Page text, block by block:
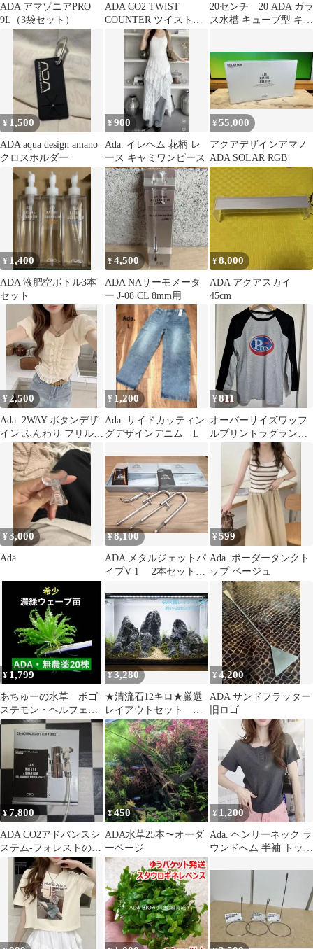
ADA アマゾニアPRO
9L（3袋セット）
ADA CO2 TWIST
COUNTER ツイストカ
ウンター
20センチ 20 ADA ガラ
ス水槽 キューブ型 キュ
¥ 1,500
ADA aqua design amano
クロスホルダー
¥900
Ada. イレヘム 花柄 レ
ース キャミワンピース
¥55,000
アクアデザインアマノ
ADA SOLAR RGB
¥ 1,400
ADA 液肥空ボトル3本
セット
¥4,500
ADA NAサーモメータ
ー J-08 CL 8mm用
¥8,000
ADA アクアスカイ
45cm
¥2,500
Ada. 2WAY ボタンデザ
イン ふんわり フリル
パフスリーブ ブラウス
¥ 1,200
Ada. サイドカッティン
グデザインデニム L
¥811
オーバーサイズワッフ
ルプリントラグラン
¥3,000
Ada
¥8,100
ADA メタルジェットパ
イプV-1 2本セット
¥599
Ada. ボーダータンクト
ップ ベージュ
¥ 1,799
あちゅーの水草 ポゴ
ステモン・ヘルフェリ
ー 20株（完全無農薬・
自家育成）
¥3,280
★清流石12キロ★厳選
レイアウトセット ア
クアリウム用 龍王
石 青龍石 ADA
¥4,200
ADA サンドフラッター
旧ロゴ
¥7,800
ADA CO2アドバンスシ
ステム-フォレストの部
¥450
ADA水草25本〜オーダ
ーページ
¥ 1,200
Ada. ヘンリーネック ラ
ウンドへム 半袖 トップ